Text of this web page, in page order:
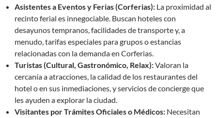
Asistentes a Eventos y Ferias (Corferias): La proximidad al
recinto ferial es innegociable. Buscan hoteles con
desayunos tempranos, facilidades de transporte y, a
menudo, tarifas especiales para grupos o estancias
relacionadas con la demanda en Corferias.
Turistas (Cultural, Gastronómico, Relax):Valoran la
cercanía a atracciones, la calidad de los restaurantes del
hotel o en sus inmediaciones, y servicios de concierge que
les ayuden a explorar la ciudad.
Visitantes por Trámites Oficiales o Médicos: Necesitan